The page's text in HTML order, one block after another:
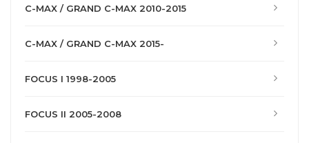
C-MAX / GRAND C-MAX 2010-2015
C-MAX / GRAND C-MAX 2015-
FOCUS I 1998-2005
FOCUS II 2005-2008